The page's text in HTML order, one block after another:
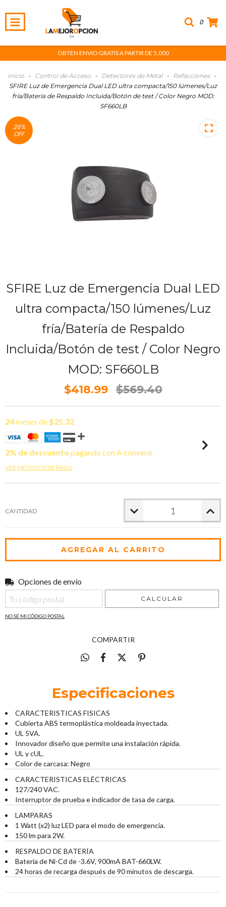
0
OBTEN ENVIO GRATIS A PARTIR DE 5,000
Inicio - Control de Acceso - Detectores de Metal - Refacciones
-
SFIRE Luz de Emergencia Dual LED ultra compacta/150 lúmenes/Luz
fría/Batería de Respaldo Incluida/Botón de test / Color Negro MOD:
SF660LB
26%
OFF
SFIRE Luz de Emergencia Dual LED
ultra compacta/150 lúmenes/Luz
fría/Batería de Respaldo
Incluida/Botón de test / Color Negro
MOD: SF660LB
$418.99 $569.40
24meses de $25.32
2% de descuento pagando con A convenir
VER MÉTODOS DE PAGO
CANTIDAD
Entregas para el CP:
Opciones de envío
CALCULAR
NO SÉ MI CÓDIGO POSTAL
COMPARTIR
Especificaciones
CARACTERISTICAS FISICAS
Cubierta ABS termoplástica moldeada inyectada.
UL 5VA.
Innovador diseño que permite una instalación rápida.
UL y cUL.
Color de carcasa: Negro
CARACTERISTICAS ELÉCTRICAS
127/240 VAC.
Interruptor de prueba e indicador de tasa de carga.
LAMPARAS
1 Watt (x2) luz LED para el modo de emergencia.
150 lm para 2W.
RESPALDO DE BATERÍA
Batería de Ni-Cd de -3.6V, 900mA BAT-660LW.
24 horas de recarga después de 90 minutos de descarga.